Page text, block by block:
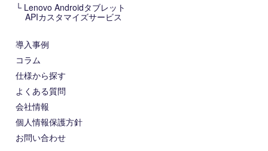
Lenovo Androidタブレット
APIカスタマイズサービス
導入事例
コラム
仕様から探す
よくある質問
会社情報
個人情報保護方針
お問い合わせ